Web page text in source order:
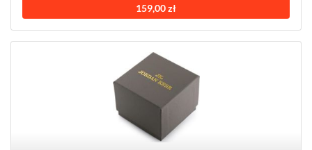
159,00 zł